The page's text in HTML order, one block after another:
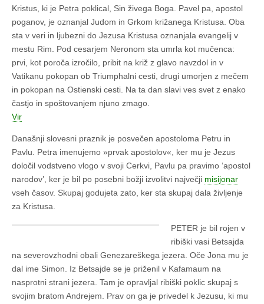
Kristus, ki je Petra poklical, Sin živega Boga. Pavel pa, apostol
poganov, je oznanjal Judom in Grkom križanega Kristusa. Oba
sta v veri in ljubezni do Jezusa Kristusa oznanjala evangelij v
mestu Rim. Pod cesarjem Neronom sta umrla kot mučenca:
prvi, kot poroča izročilo, pribit na križ z glavo navzdol in v
Vatikanu pokopan ob Triumphalni cesti, drugi umorjen z mečem
in pokopan na Ostienski cesti. Na ta dan slavi ves svet z enako
častjo in spoštovanjem njuno zmago.
Vir
Današnji slovesni praznik je posvečen apostoloma Petru in
Pavlu. Petra imenujemo »prvak apostolov«, ker mu je Jezus
določil vodstveno vlogo v svoji Cerkvi, Pavlu pa pravimo ‘apostol
narodov’, ker je bil po posebni božji izvolitvi največji misijonar
vseh časov. Skupaj godujeta zato, ker sta skupaj dala življenje
za Kristusa.
PETER je bil rojen v
ribiški vasi Betsajda
na severovzhodni obali Genezareškega jezera. Oče Jona mu je
dal ime Simon. Iz Betsajde se je priženil v Kafamaum na
nasprotni strani jezera. Tam je opravljal ribiški poklic skupaj s
svojim bratom Andrejem. Prav on ga je privedel k Jezusu, ki mu